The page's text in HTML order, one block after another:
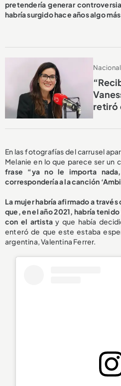
pretendería generar
habría surgido hace años algo
Nacional
retiró
En las fotografías del carrusel
Melanie en lo que parece ser un
frase “ya no le importa
correspondería a la canción
La mujer habría afirmado a
que, en el año 2021, habría
con el artistay que había
enteró de que este estaba
argentina, Valentina Ferrer.